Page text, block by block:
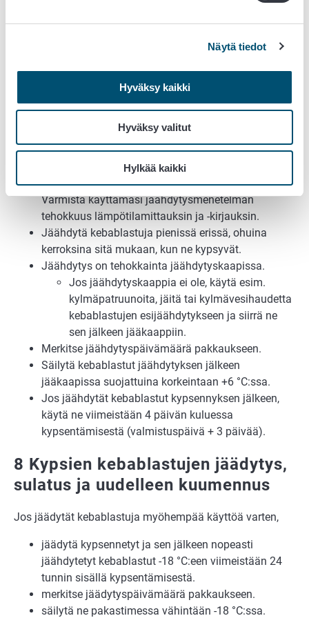
Näytä tiedot
Hyväksy kaikki
Hyväksy valitut
Hylkää kaikki
ja kylmäsäilytys
kebablastut välittömästi kypsennyksen jälkeen. Älä
säilytä kebablastuja huoneenlämmössä.
Jäähdytyksen on tapahduttava enintään neljässä
tunnissa korkeintaan +6 °C:een tai kylmemmäksi.
Varmista käyttämäsi jäähdytysmenetelmän
tehokkuus lämpötilamittauksin ja -kirjauksin.
Jäähdytä kebablastuja pienissä erissä, ohuina
kerroksina sitä mukaan, kun ne kypsyvät.
Jäähdytys on tehokkainta jäähdytyskaapissa.
Jos jäähdytyskaappia ei ole, käytä esim.
kylmäpatruunoita, jäitä tai kylmävesihaudetta
kebablastujen esijäähdytykseen ja siirrä ne
sen jälkeen jääkaappiin.
Merkitse jäähdytyspäivämäärä pakkaukseen.
Säilytä kebablastut jäähdytyksen jälkeen
jääkaapissa suojattuina korkeintaan +6 °C:ssa.
Jos jäähdytät kebablastut kypsennyksen jälkeen,
käytä ne viimeistään 4 päivän kuluessa
kypsentämisestä (valmistuspäivä + 3 päivää).
8 Kypsien kebablastujen jäädytys,
sulatus ja uudelleen kuumennus
Jos jäädytät kebablastuja myöhempää käyttöä varten,
jäädytä kypsennetyt ja sen jälkeen nopeasti
jäähdytetyt kebablastut -18 °C:een viimeistään 24
tunnin sisällä kypsentämisestä.
merkitse jäädytyspäivämäärä pakkaukseen.
säilytä ne pakastimessa vähintään -18 °C:ssa.